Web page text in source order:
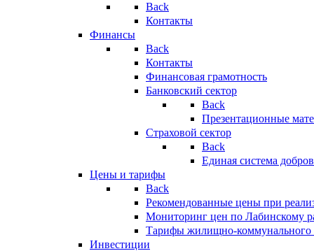
Back
Контакты
Финансы
Back
Контакты
Финансовая грамотность
Банковский сектор
Back
Презентационные
Страховой сектор
Back
Единая система
Цены и тарифы
Back
Рекомендованные цены при
Мониторинг цен по Лабинскому
Тарифы жилищно-коммунального
Инвестиции